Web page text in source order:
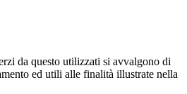
da questo utilizzati si avvalgono di
ed utili alle finalità illustrate nella